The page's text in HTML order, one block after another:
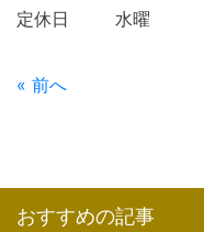
定休日 水曜
« 前へ
おすすめの記事